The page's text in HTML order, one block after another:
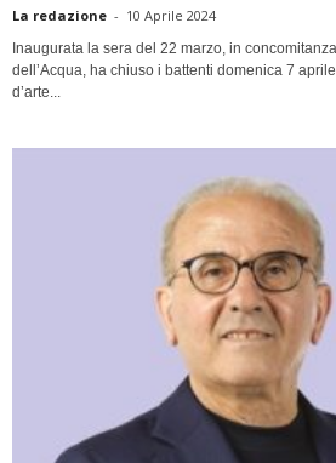
La redazione - 10 Aprile 2024
Inaugurata la sera del 22 marzo, in
dell’Acqua, ha chiuso i battenti domenica 7
d’arte...